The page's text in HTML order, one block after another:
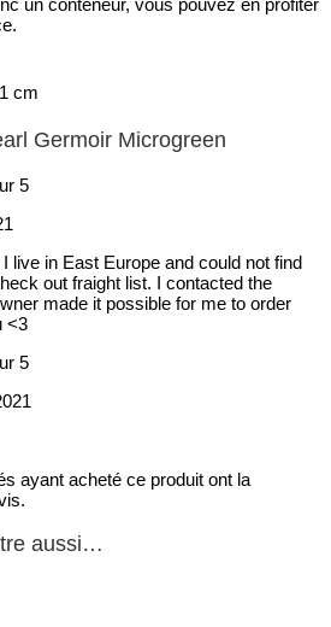
cm
Germoir Microgreen
5
live in East Europe and could not find
out fraight list. I contacted the
made it possible for me to order
<3
5
ayant acheté ce produit ont la
aussi…